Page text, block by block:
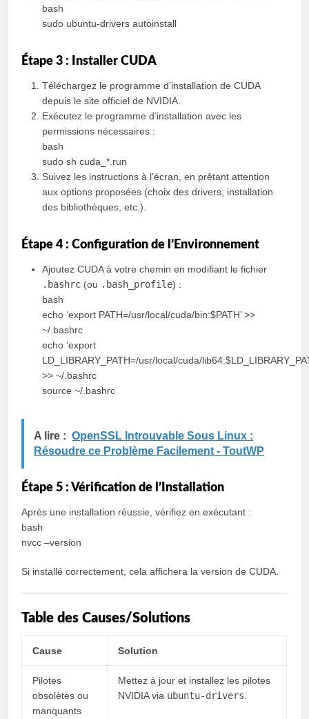
bash
sudo ubuntu-drivers autoinstall
Étape 3 : Installer CUDA
Téléchargez le programme d’installation de CUDA
depuis le site officiel de NVIDIA.
Exécutez le programme d’installation avec les
permissions nécessaires :
bash
sudo sh cuda_*.run
Suivez les instructions à l’écran, en prêtant attention
aux options proposées (choix des drivers, installation
des bibliothèques, etc.).
Étape 4 : Configuration de l’Environnement
Ajoutez CUDA à votre chemin en modifiant le fichier
.bashrc (ou .bash_profile) :
bash
echo ‘export PATH=/usr/local/cuda/bin:$PATH’ >>
~/.bashrc
echo ‘export
LD_LIBRARY_PATH=/usr/local/cuda/
>> ~/.bashrc
source ~/.bashrc
A lire : OpenSSL Introuvable Sous Linux :
Résoudre ce Problème Facilement - ToutWP
Étape 5 : Vérification de l’Installation
Après une installation réussie, vérifiez en exécutant :
bash
nvcc –version
Si installé correctement, cela affichera la version de CUDA.
Table des Causes/Solutions
Cause Solution
Pilotes
obsolètes ou
manquants
Mettez à jour et installez les pilotes
NVIDIA via ubuntu-drivers